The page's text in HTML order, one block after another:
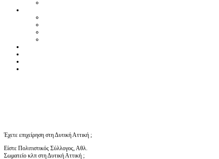
Έχετε επιχείρηση στη Δυτική Αττική ;
Είστε Πολιτιστικός Σύλλογος, Αθλ.
Σωματείο κλπ στη Δυτική Αττική ;